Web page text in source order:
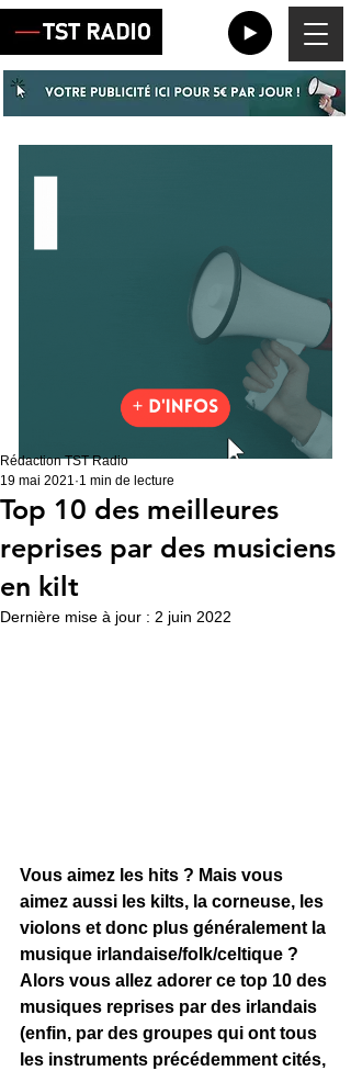
Top 10 des meilleures
reprises par des musiciens
en kilt
Rédaction TST Radio
19 mai 2021 1 min de lecture
Dernière mise à jour : 2 juin 2022
Vous aimez les hits ? Mais vous
aimez aussi les kilts, la corneuse, les
violons et donc plus généralement la
musique irlandaise/folk/celtique ?
Alors vous allez adorer ce top 10 des
musiques reprises par des irlandais
(enfin, par des groupes qui ont tous
les instruments précédemment cités,